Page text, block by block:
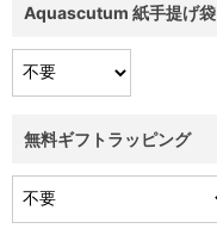
Aquascutum 紙手提げ袋
無料ギフトラッピング